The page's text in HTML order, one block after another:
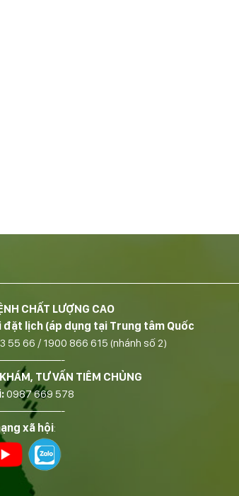
CHẤT LƯỢNG CAO
lịch (áp dụng tại Trung tâm Quốc
55 66 / 1900 866 615 (nhánh số 2)
TƯ VẤN TIÊM CHỦNG
0987 669 578
xã hội: